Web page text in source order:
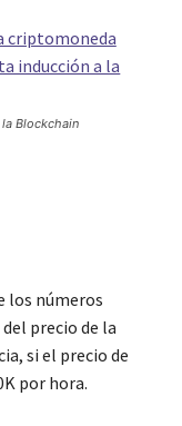
Blockchain
los números
precio de la
si el precio de
por hora.